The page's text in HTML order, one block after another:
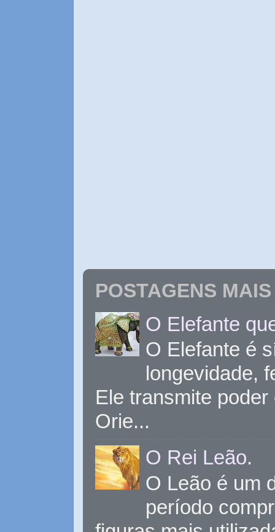
POSTAGENS
O Elefante
O Elefante é
longevidade,
Ele transmite
Orie...
O Rei Leão.
O Leão é um
período